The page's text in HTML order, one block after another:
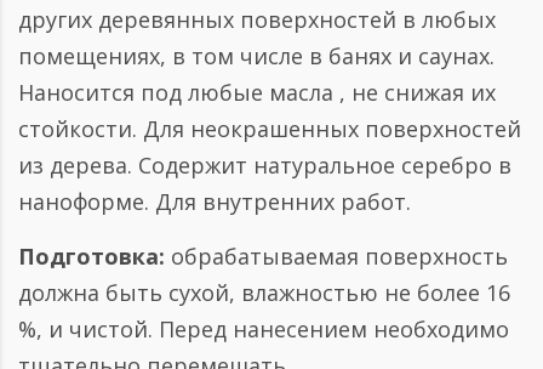
других деревянных поверхностей в любых
помещениях, в том числе в банях и саунах.
Наносится под любые масла , не снижая их
стойкости. Для неокрашенных поверхностей
из дерева. Содержит натуральное серебро в
наноформе. Для внутренних работ.
Подготовка: обрабатываемая поверхность
должна быть сухой, влажностью не более 16
%, и чистой. Перед нанесением необходимо